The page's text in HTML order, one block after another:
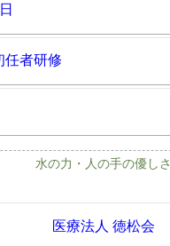
任者研修
水の力・人の手の優しさ
医療法人 徳松会